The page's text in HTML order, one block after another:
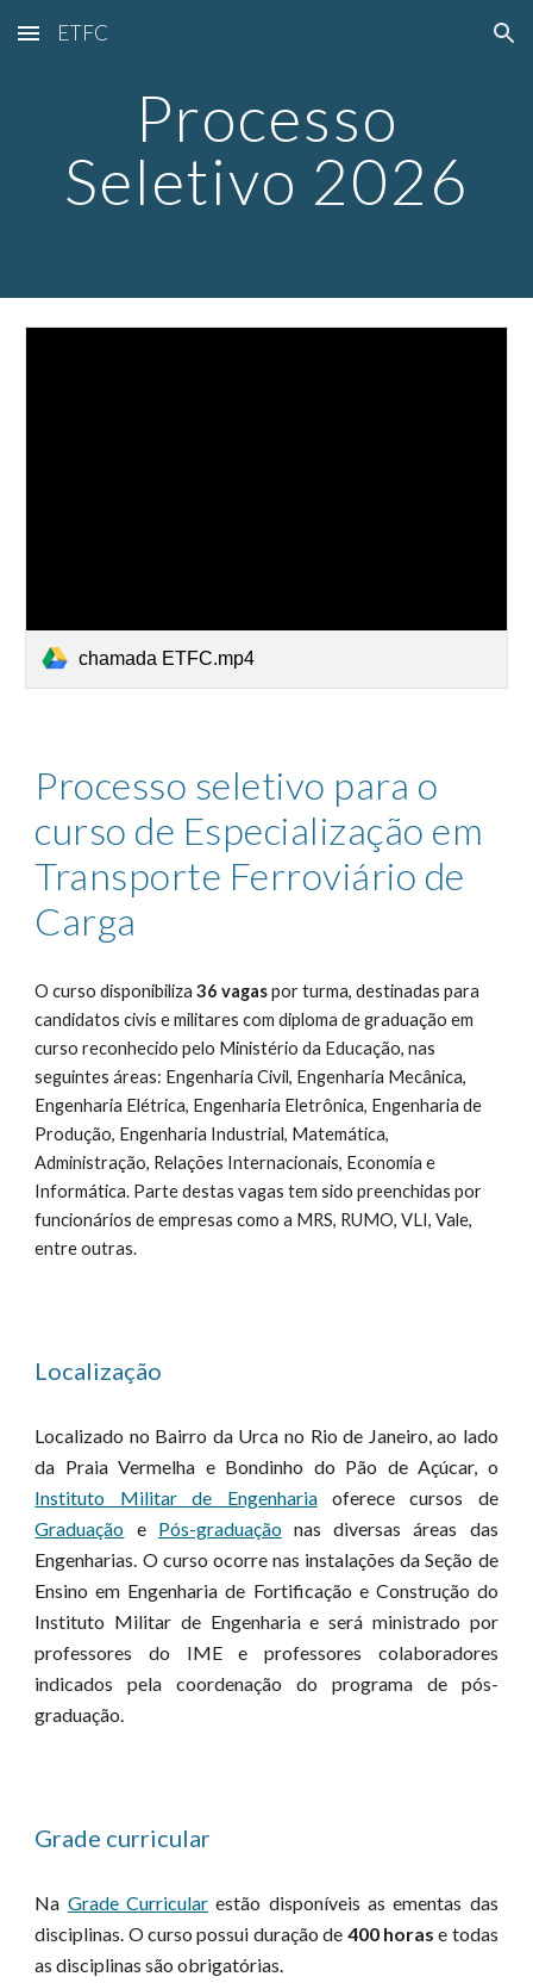
Skip to main content Skip to navigation
ETFC
Processo
Seletivo 2026
chamada ETFC.mp4
Processo seletivo para o
curso de Especialização em
Transporte Ferroviário de
Carga
O curso disponibiliza36 vagaspor turma, destinadas para
candidatos civis e militares com diploma de graduação em
curso reconhecido pelo Ministério da Educação, nas
seguintes áreas: Engenharia Civil, Engenharia Mecânica,
Engenharia Elétrica, Engenharia Eletrônica, Engenharia de
Produção, Engenharia Industrial, Matemática,
Administração, Relações Internacionais, Economia e
Informática. Parte destas vagas tem sido preenchidas por
funcionários de empresas como a MRS, RUMO, VLI, Vale,
entre outras.
Localização
Localizado no Bairro da Urca no Rio de Janeiro, ao lado
da Praia Vermelha e Bondinho do Pão de Açúcar, o
Instituto Militar de Engenhariaoferece cursos de
Graduação e Pós-graduaçãonas diversas áreas das
Engenharias. O curso ocorre nas instalações da Seção de
Ensino em Engenharia de Fortificação e Construção do
Instituto Militar de Engenharia e será ministrado por
professores do IME e professores colaboradores
indicados pela coordenação do programa de pós-
graduação.
Grade curricular
Na Grade Curricular estão disponíveis as ementas das
disciplinas. O curso possui duração de 400 horas e todas
as disciplinas são obrigatórias.